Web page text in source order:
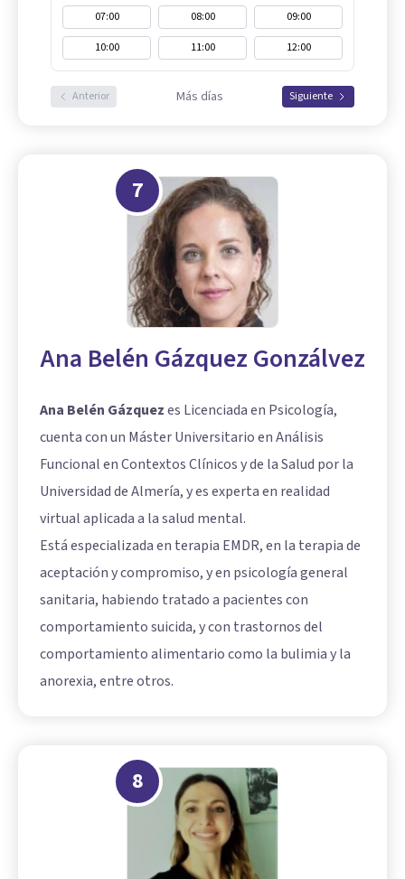
07:00 08:00
09:00
10:00
11:00 12:00
Anterior Más días Siguiente
7
Ana Belén Gázquez Gonzálvez
Ana Belén Gázquezes Licenciada en Psicología,
cuenta con un Máster Universitario en Análisis
Funcional en Contextos Clínicos y de la Salud por la
Universidad de Almería, y es experta en realidad
virtual aplicada a la salud mental.
Está especializada en terapia EMDR, en la terapia de
aceptación y compromiso, y en psicología general
sanitaria, habiendo tratado a pacientes con
comportamiento suicida, y con trastornos del
comportamiento alimentario como la bulimia y la
anorexia, entre otros.
8